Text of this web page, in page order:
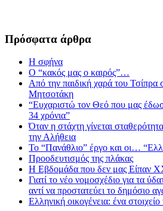
Πρόσφατα άρθρα
Η σφήνα
Ο “κακός μας ο καιρός”…
Από την παιδική χαρά του Τσίπρα
Μητσοτάκη
“Ευχαριστώ τον Θεό που μας
34 χρόνια”
Όταν η στάχτη γίνεται
την Αλήθεια
Το “Πανάθλιο” έργο και οι…
Προοδευτισμός της πλάκας
Η Εβδομάδα που δεν μας Είπαν
Γιατί το νέο νομοσχέδιο για τα
αντί να προστατεύει το δημόσιο
Ελληνική οικογένεια: ένα